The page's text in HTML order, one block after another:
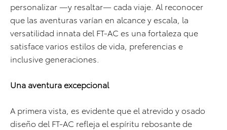
personalizar —y resaltar— cada viaje. Al reconocer
que las aventuras varían en alcance y escala, la
versatilidad innata del FT-AC es una fortaleza que
satisface varios estilos de vida, preferencias e
inclusive generaciones.
Una aventura excepcional
A primera vista, es evidente que el atrevido y osado
diseño del FT-AC refleja el espíritu rebosante de